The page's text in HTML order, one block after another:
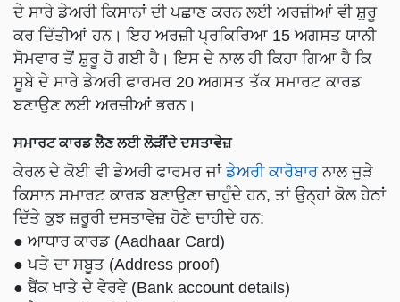
ਦੇ ਸਾਰੇ ਡੇਅਰੀ ਕਿਸਾਨਾਂ ਦੀ ਪਛਾਣ ਕਰਨ ਲਈ ਅਰਜ਼ੀਆਂ ਵੀ ਸ਼ੁਰੂ
ਕਰ ਦਿੱਤੀਆਂ ਹਨ। ਇਹ ਅਰਜ਼ੀ ਪ੍ਰਕਿਰਿਆ 15 ਅਗਸਤ ਯਾਨੀ
ਸੋਮਵਾਰ ਤੋਂ ਸ਼ੁਰੂ ਹੋ ਗਈ ਹੈ। ਇਸ ਦੇ ਨਾਲ ਹੀ ਕਿਹਾ ਗਿਆ ਹੈ ਕਿ
ਸੂਬੇ ਦੇ ਸਾਰੇ ਡੇਅਰੀ ਫਾਰਮਰ 20 ਅਗਸਤ ਤੱਕ ਸਮਾਰਟ ਕਾਰਡ
ਬਣਾਉਣ ਲਈ ਅਰਜ਼ੀਆਂ ਭਰਨ।
ਸਮਾਰਟ ਕਾਰਡ ਲੈਣ ਲਈ ਲੋੜੀਂਦੇ ਦਸਤਾਵੇਜ਼
ਕੇਰਲ ਦੇ ਕੋਈ ਵੀ ਡੇਅਰੀ ਫਾਰਮਰ ਜਾਂ ਡੇਅਰੀ ਕਾਰੋਬਾਰਨਾਲ ਜੁੜੇ
ਕਿਸਾਨ ਸਮਾਰਟ ਕਾਰਡ ਬਣਾਉਣਾ ਚਾਹੁੰਦੇ ਹਨ, ਤਾਂ ਉਨ੍ਹਾਂ ਕੋਲ ਹੇਠਾਂ
ਦਿੱਤੇ ਕੁਝ ਜ਼ਰੂਰੀ ਦਸਤਾਵੇਜ਼ ਹੋਣੇ ਚਾਹੀਦੇ ਹਨ:
● ਆਧਾਰ ਕਾਰਡ (Aadhaar Card)
● ਪਤੇ ਦਾ ਸਬੂਤ (Address proof)
● ਬੈਂਕ ਖਾਤੇ ਦੇ ਵੇਰਵੇ (Bank account details)